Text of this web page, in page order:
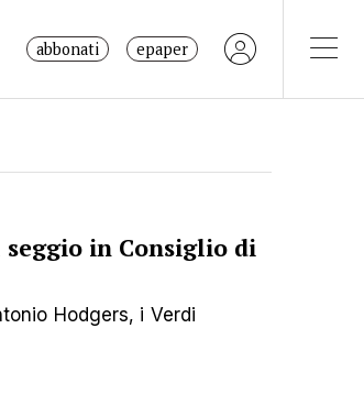
abbonati epaper
in Consiglio di
Hodgers, i Verdi